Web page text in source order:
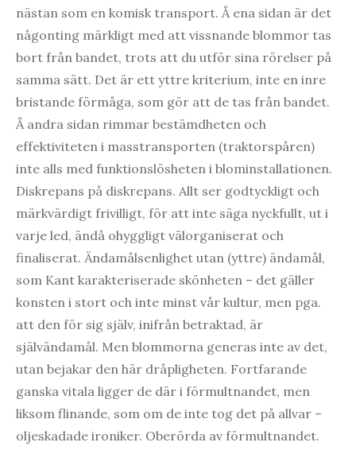
nästan som en komisk transport. Å ena sidan är det
någonting märkligt med att vissnande blommor tas
bort från bandet, trots att du utför sina rörelser på
samma sätt. Det är ett yttre kriterium, inte en inre
bristande förmåga, som gör att de tas från bandet.
Å andra sidan rimmar bestämdheten och
effektiviteten i masstransporten (traktorspåren)
inte alls med funktionslösheten i blominstallationen.
Diskrepans på diskrepans. Allt ser godtyckligt och
märkvärdigt frivilligt, för att inte säga nyckfullt, ut i
varje led, ändå ohyggligt välorganiserat och
finaliserat. Ändamålsenlighet utan (yttre) ändamål,
som Kant karakteriserade skönheten – det gäller
konsten i stort och inte minst vår kultur, men pga.
att den för sig själv, inifrån betraktad, är
självändamål. Men blommorna generas inte av det,
utan bejakar den här dråpligheten. Fortfarande
ganska vitala ligger de där i förmultnandet, men
liksom flinande, som om de inte tog det på allvar –
oljeskadade ironiker. Oberörda av förmultnandet.